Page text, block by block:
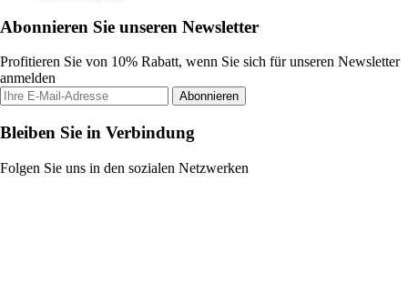
Abonnieren Sie unseren Newsletter
Profitieren Sie von 10% Rabatt, wenn Sie sich für unseren Newsletter
anmelden
Abonnieren
Bleiben Sie in Verbindung
Folgen Sie uns in den sozialen Netzwerken